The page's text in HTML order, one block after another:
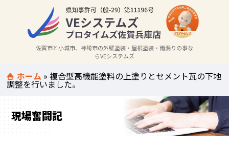
佐賀市と小城市、神埼市の外壁塗装・屋根塗装・雨漏りの事な
らVEシステムズ
ホーム »複合型高機能塗料の上塗りとセメント瓦の下地
調整を行いました。
現場奮闘記